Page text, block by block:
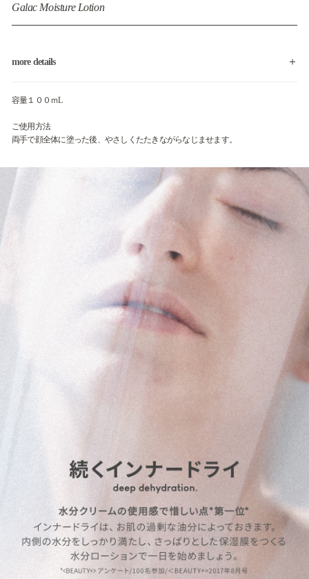
Galac Moisture Lotion
more details
容量１００ｍL
ご使用方法
両手で顔全体に塗った後、やさしくたたきながらなじませます。